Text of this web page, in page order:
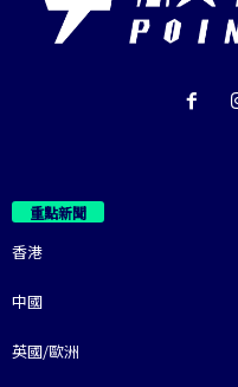
重點新聞
香港
中國
英國/歐洲